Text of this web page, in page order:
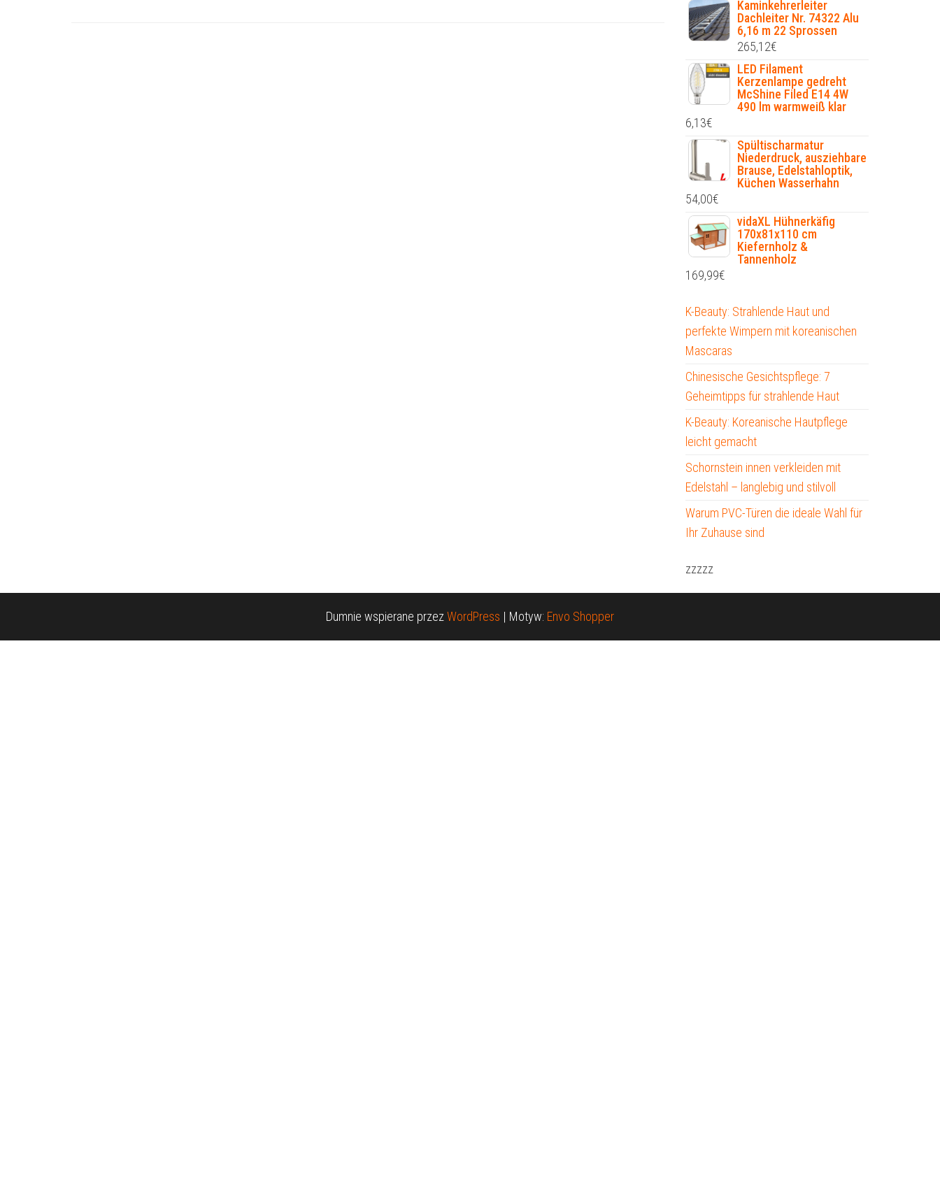
Kaminkehrerleiter
Dachleiter Nr. 74322 Alu
6,16 m 22 Sprossen
265,12€
LED Filament
Kerzenlampe gedreht
McShine Filed E14 4W
490 lm warmweiß klar
6,13€
Spültischarmatur
Niederdruck, ausziehbare
Brause, Edelstahloptik,
Küchen Wasserhahn
54,00€
vidaXL Hühnerkäfig
170x81x110 cm
Kiefernholz &
Tannenholz
169,99€
K-Beauty: Strahlende Haut und
perfekte Wimpern mit koreanischen
Mascaras
Chinesische Gesichtspflege: 7
Geheimtipps für strahlende Haut
K-Beauty: Koreanische Hautpflege
leicht gemacht
Schornstein innen verkleiden mit
Edelstahl – langlebig und stilvoll
Warum PVC-Türen die ideale Wahl für
Ihr Zuhause sind
zzzzz
Dumnie wspierane przez WordPress | Motyw: Envo Shopper